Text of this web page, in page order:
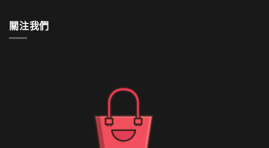
清
洗〉
關注我們